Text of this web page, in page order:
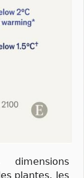
plantes, les